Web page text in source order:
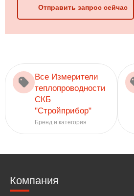
Отправить запрос сейчас
Все Измерители
теплопроводности
СКБ
"Стройприбор"
Бренд и категория
Компания